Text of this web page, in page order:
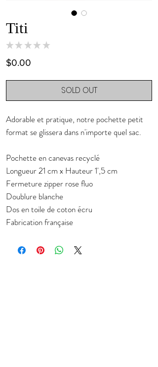
Titi
★ ★ ★ ★ ★
$0.00
SOLD OUT
Adorable et pratique, notre pochette petit
format se glissera dans n'importe quel sac.
Pochette en canevas recyclé
Longueur 21 cm x Hauteur 1',5 cm
Fermeture zipper rose fluo
Doublure blanche
Dos en toile de coton écru
Fabrication française